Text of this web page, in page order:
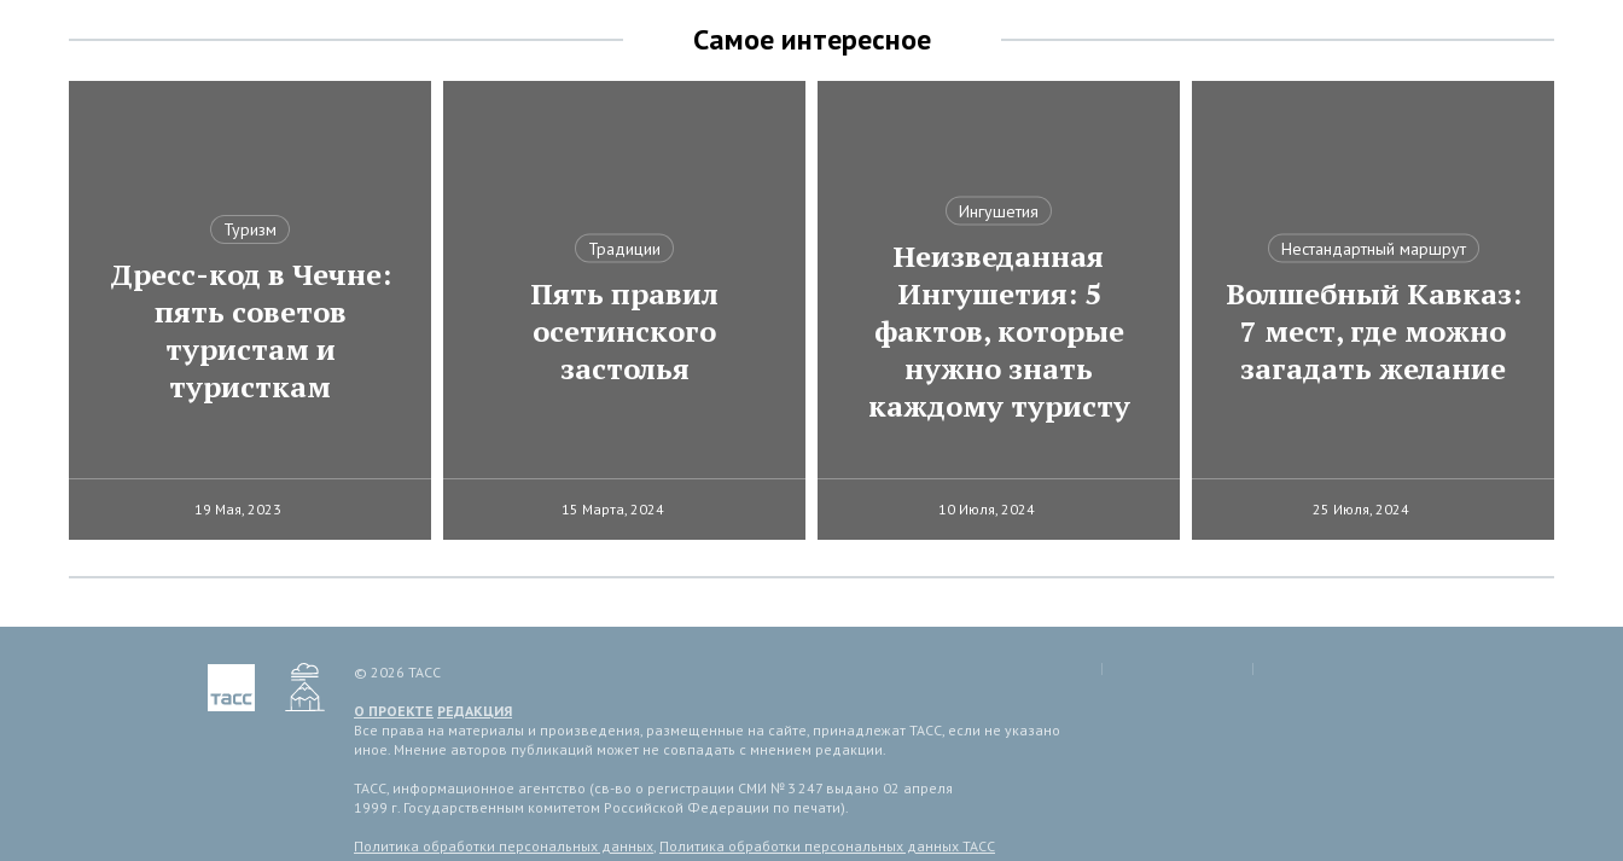
Самое интересное
Туризм
Дресс-код в Чечне:
пять советов
туристам и
туристкам
19 Мая, 2023
Традиции
Пять правил
осетинского
застолья
15 Марта, 2024
Ингушетия
Неизведанная
Ингушетия: 5
фактов, которые
нужно знать
каждому туристу
10 Июля, 2024
Нестандартный маршрут
Волшебный Кавказ:
7 мест, где можно
загадать желание
25 Июля, 2024
© 2026 ТАСС
О ПРОЕКТЕ РЕДАКЦИЯ
Все права на материалы и произведения, размещенные на сайте, принадлежат ТАСС, если не указано
иное. Мнение авторов публикаций может не совпадать с мнением редакции.
ТАСС, информационное агентство (св-во о регистрации СМИ № 3 247 выдано 02 апреля
1999 г. Государственным комитетом Российской Федерации по печати).
Политика обработки персональных данных, Политика обработки персональных данных ТАСС